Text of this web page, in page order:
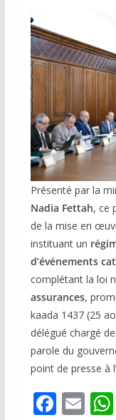
Présenté par la
Nadia Fettah, ce
de la mise en
instituant un
d’événements
complétant la loi
assurances,
kaada 1437 (25
délégué chargé
parole du
point de presse à
F E